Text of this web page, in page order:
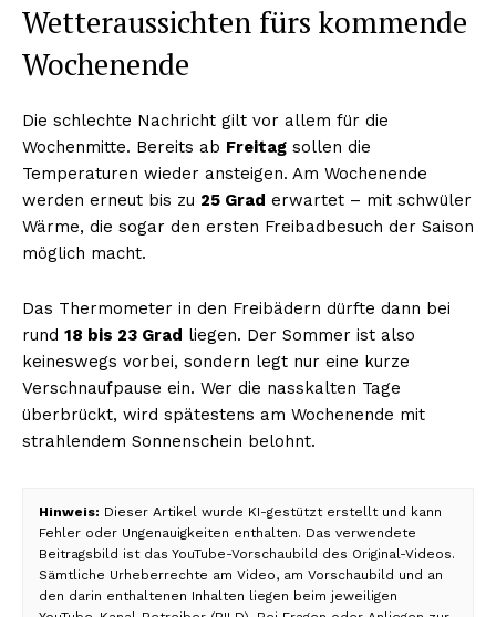
Wetteraussichten fürs kommende
Wochenende
Die schlechte Nachricht gilt vor allem für die
Wochenmitte. Bereits ab Freitag sollen die
Temperaturen wieder ansteigen. Am Wochenende
werden erneut bis zu 25 Grad erwartet – mit schwüler
Wärme, die sogar den ersten Freibadbesuch der Saison
möglich macht.
Das Thermometer in den Freibädern dürfte dann bei
rund 18 bis 23 Grad liegen. Der Sommer ist also
keineswegs vorbei, sondern legt nur eine kurze
Verschnaufpause ein. Wer die nasskalten Tage
überbrückt, wird spätestens am Wochenende mit
strahlendem Sonnenschein belohnt.
Hinweis: Dieser Artikel wurde KI-gestützt erstellt und kann
Fehler oder Ungenauigkeiten enthalten. Das verwendete
Beitragsbild ist das YouTube-Vorschaubild des Original-Videos.
Sämtliche Urheberrechte am Video, am Vorschaubild und an
den darin enthaltenen Inhalten liegen beim jeweiligen